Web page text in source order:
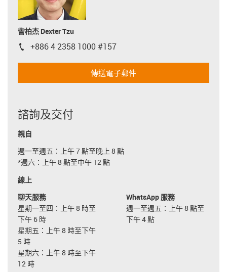
訾柏杰 Dexter Tzu
igus-icon-phone
+886 4 2358 1000 #157
傳送電子郵件
諮詢及交付
親自
週一至週五：上午 7 點至晚上 8 點
*週六：上午 8 點至中午 12 點
線上
聊天服務
星期一至四：上午 8 時至
下午 6 時
星期五：上午 8 時至下午
5 時
星期六：上午 8 時至下午
12 時
WhatsApp 服務
週一至週五：上午 8 點至
下午 4 點